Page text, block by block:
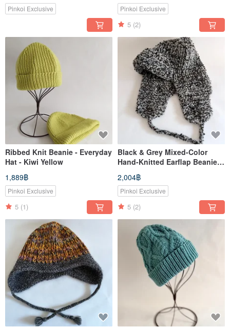
Pinkoi Exclusive Pinkoi Exclusive
5 (2)
Ribbed Knit Beanie - Everyday
Hat - Kiwi Yellow
1,889฿
Pinkoi Exclusive
5 (1)
Black & Grey Mixed-Color
Hand-Knitted Earflap Beanie /
2,004฿
Pinkoi Exclusive
5 (2)